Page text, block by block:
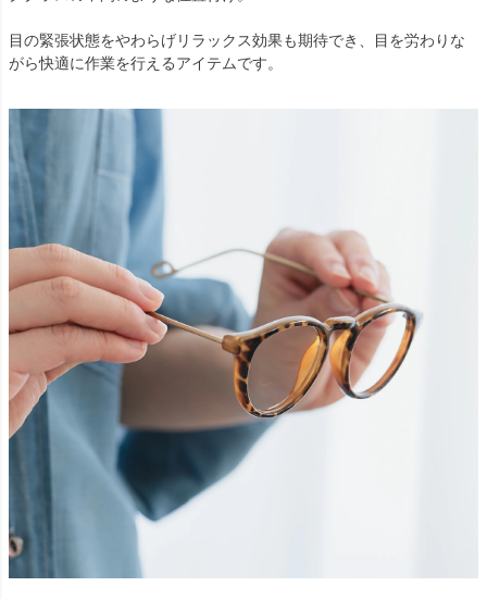
目の緊張状態をやわらげリラックス効果も期待でき、目を労わりな
がら快適に作業を行えるアイテムです。